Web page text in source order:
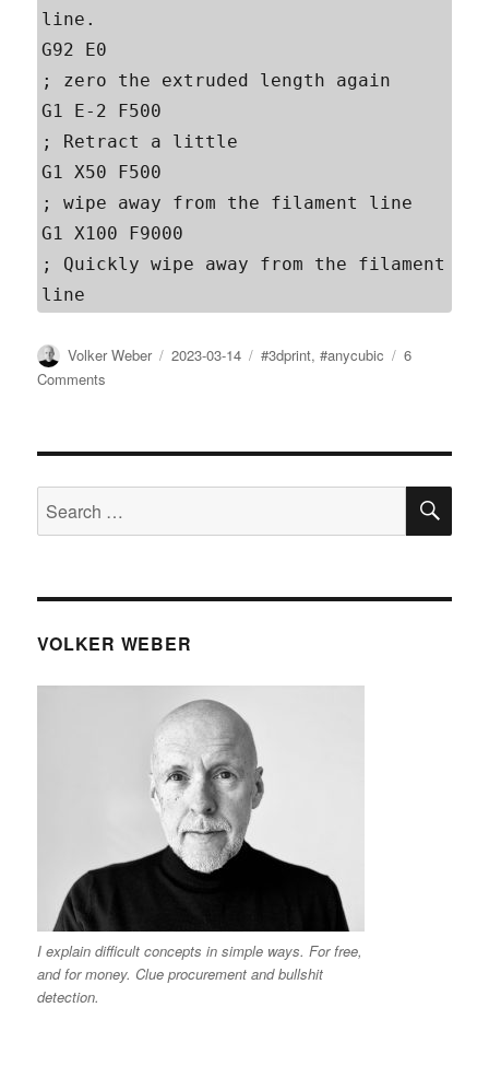
line.
G92 E0
; zero the extruded length again
G1 E-2 F500
; Retract a little
G1 X50 F500
; wipe away from the filament line
G1 X100 F9000
; Quickly wipe away from the filament
line
Author
Volker Weber
Posted
2023-03-14 Tags
#3dprint,#anycubic
6
Comments
3D-
Search
for:
VOLKER WEBER
I explain difficult concepts in simple ways. For free,
and for money. Clue procurement and bullshit
detection.